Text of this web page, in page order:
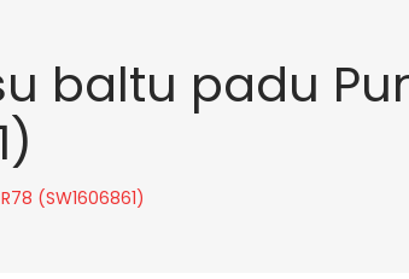
baltu padu
(SW1606861)